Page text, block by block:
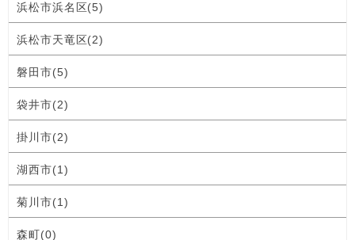
浜松市浜名区(5)
浜松市天竜区(2)
磐田市(5)
袋井市(2)
掛川市(2)
湖西市(1)
菊川市(1)
森町(0)